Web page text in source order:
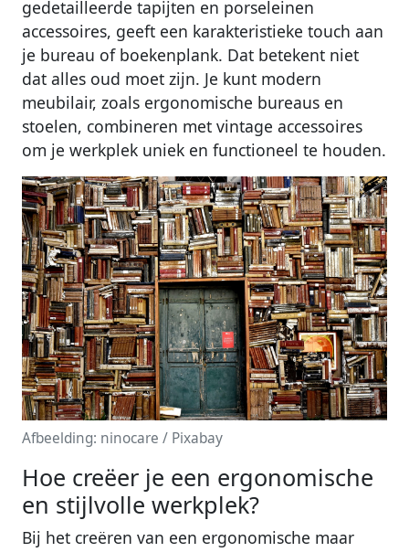
gedetailleerde tapijten en porseleinen
accessoires, geeft een karakteristieke touch aan
je bureau of boekenplank. Dat betekent niet
dat alles oud moet zijn. Je kunt modern
meubilair, zoals ergonomische bureaus en
stoelen, combineren met vintage accessoires
om je werkplek uniek en functioneel te houden.
Afbeelding: ninocare / Pixabay
Hoe creëer je een ergonomische
en stijlvolle werkplek?
Bij het creëren van een ergonomische maar